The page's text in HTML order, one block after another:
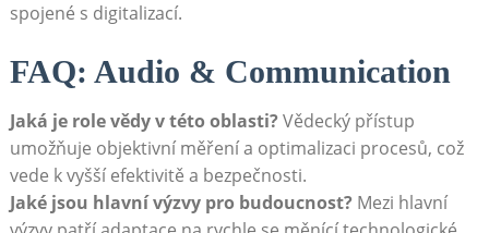
spojené s digitalizací.
FAQ: Audio & Communication
Jaká je role vědy v této oblasti? Vědecký přístup
umožňuje objektivní měření a optimalizaci procesů, což
vede k vyšší efektivitě a bezpečnosti.
Jaké jsou hlavní výzvy pro budoucnost? Mezi hlavní